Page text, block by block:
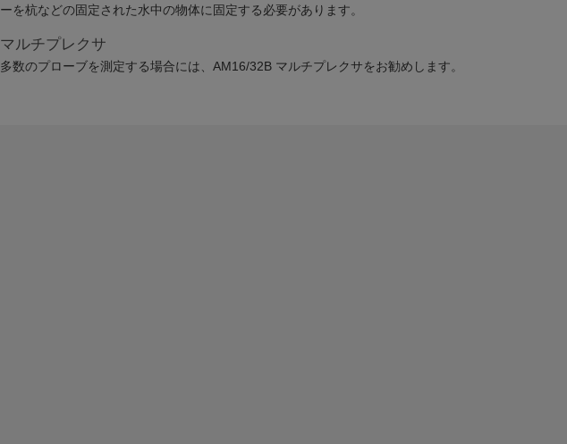
ーを杭などの固定された水中の物体に固定する必要があります。
マルチプレクサ
多数のプローブを測定する場合には、AM16/32B マルチプレクサをお勧めします。